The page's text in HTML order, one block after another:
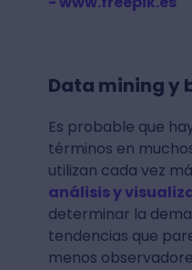
Data mining y
Es probable que
términos en
utilizan cada vez
análisis y
determinar la
tendencias que
menos